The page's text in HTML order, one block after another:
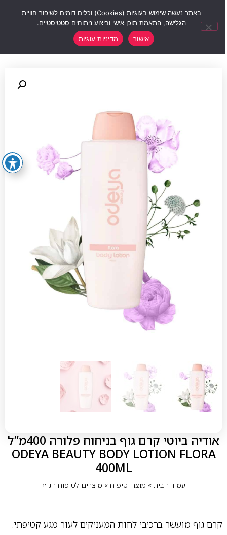
אודיה ביוטי קרם גוף בניחוח פלורה 400מ”ל
ODEYA BEAUTY BODY LOTION FLORA
400ML
עמוד הבית» מוצרי טיפוח» מוצרים לטיפוח הגוף
קרם גוף מועשר ברכיבי לחות המעניקים לעור מגע קטיפתי.
באתר נעשה שימוש בעוגיות (Cookies) וכלים דומים לשיפור חוויית
הגלישה, התאמת תוכן אישי וביצוע ניתוחים סטטיסטיים.
אישור
מדיניות עוגיות